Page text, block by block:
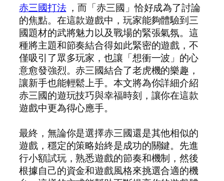
赤三國打法，而「赤三國」恰好成為了討論
的焦點。在這款遊戲中，玩家能夠體驗到三
國題材的武將魅力以及戰場的緊張氣氛。這
種將主題和節奏結合得如此緊密的遊戲，不
僅吸引了眾多玩家，也讓「想衝一波」的心
意愈發強烈。赤三國結合了老虎機的樂趣，
讓新手也能輕鬆上手。本文將為你詳細介紹
赤三國的遊玩技巧與幸福時刻，讓你在這款
遊戲中更為得心應手。
最終，無論你是選擇赤三國還是其他相似的
遊戲，穩定的策略始終是成功的關鍵。先進
行小額試玩，熟悉遊戲的節奏和機制，然後
根據自己的資金和遊戲風格來挑選合適的機